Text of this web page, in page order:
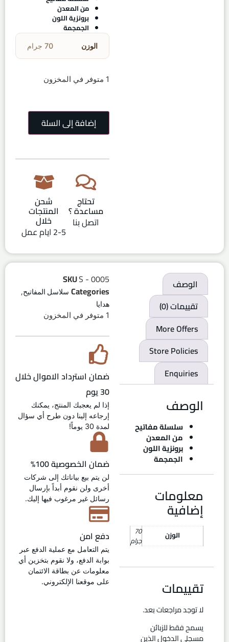
من المعدن
برونزية اللون
الجمجمة
الوزن 70 جرام
1 متوفر في المخزون
إضافة إلى السلة
تحتاج
مساعدة ؟
اتصل بنا
شحن
المنتجات
خلال
2-5 ايام عمل
الوصف
تقييمات (0)
More Offers
Store Policies
Enquiries
الوصف
سلسلة مفاتيح
من المعدن
برونزية اللون
الجمجمة
معلومات
إضافية
الوزن 70
جرام
تقييمات
لا توجد مراجعات بعد.
يسمح فقط للزبائن
مسجلي الدخول الذين
SKUS - 0005
Categories سلاسل المفاتيح,
هدايا
1 متوفر في المخزون
ضمان استرداد الاموال خلال
30 يوم
إذا لم يعجبك المنتج، يمكنك
إرجاعه إلينا دون طرح أي سؤال
لمدة 30 يوماً!
ضمان الخصوصية 100%
لن يتم بيع بياناتك إلى شركات
أخرى ولن نقوم أبداً بإرسال
رسائل غير مرغوب فيها إليك.
دفع امن
يتم التعامل مع عملية الدفع عبر
بوابة الدفع، ولا نقوم بتخزين أي
معلومات عن بطاقة الائتمان
على موقعنا الإلكتروني.